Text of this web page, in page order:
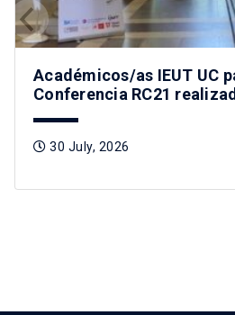
Académicos/as IEUT UC
Conferencia RC21
30 July, 2026